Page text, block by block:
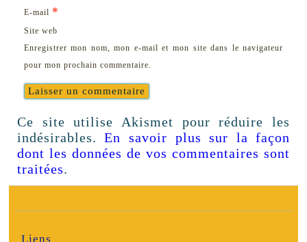
E-mail *
Site web
Enregistrer mon nom, mon e-mail et mon site dans le navigateur
pour mon prochain commentaire.
Ce site utilise Akismet pour réduire les
indésirables.En savoir plus sur la façon
dont les données de vos commentaires sont
traitées.
Liens